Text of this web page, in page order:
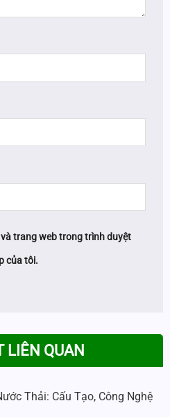
trang web trong trình duyệt
của tôi.
LIÊN QUAN
Thải: Cấu Tạo, Công Nghệ